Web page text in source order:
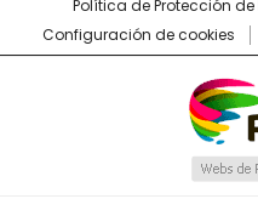
Política de Protección de
Configuración de cookies